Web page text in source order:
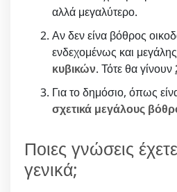
αλλά μεγαλύτερο.
Αν δεν είνα βόθρος
ενδεχομένως και
κυβικών. Τότε θα γίνουν
Για το δημόσιο, όπως
σχετικά μεγάλους
Ποιες γνώσεις
γενικά;